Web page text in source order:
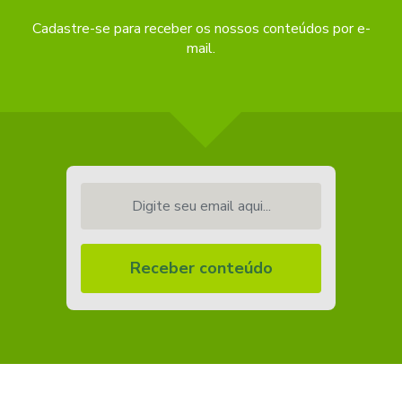
Cadastre-se para receber os nossos conteúdos por e-
mail.
Receber conteúdo